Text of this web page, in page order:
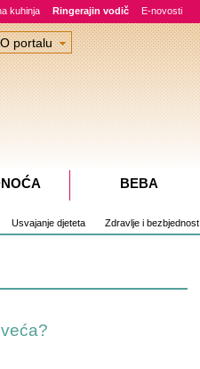
kuhinja Ringerajin vodič E-novosti
Usvajanje djeteta Zdravlje i bezbjednost
O portalu
BEBA